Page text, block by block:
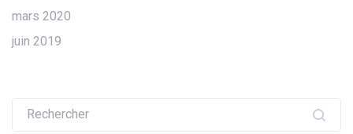
mars 2020
juin 2019
Recherche